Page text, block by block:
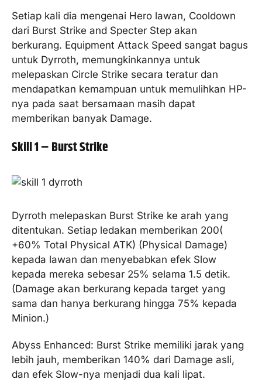
Setiap kali dia mengenai Hero lawan, Cooldown
dari Burst Strike and Specter Step akan
berkurang. Equipment Attack Speed sangat bagus
untuk Dyrroth, memungkinkannya untuk
melepaskan Circle Strike secara teratur dan
mendapatkan kemampuan untuk memulihkan HP-
nya pada saat bersamaan masih dapat
memberikan banyak Damage.
Skill 1 – Burst Strike
Dyrroth melepaskan Burst Strike ke arah yang
ditentukan. Setiap ledakan memberikan 200(
+60% Total Physical ATK) (Physical Damage)
kepada lawan dan menyebabkan efek Slow
kepada mereka sebesar 25% selama 1.5 detik.
(Damage akan berkurang kepada target yang
sama dan hanya berkurang hingga 75% kepada
Minion.)
Abyss Enhanced: Burst Strike memiliki jarak yang
lebih jauh, memberikan 140% dari Damage asli,
dan efek Slow-nya menjadi dua kali lipat.